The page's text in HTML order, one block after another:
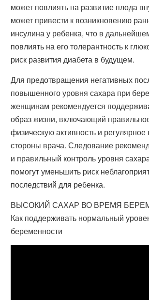
может повлиять на развитие плода
может привести к возникновению
инсулина у ребенка, что в
повлиять на его толерантность к
риск развития диабета в будущем.
Для предотвращения негативных
повышенного уровня сахара при
женщинам рекомендуется
образ жизни, включающий
физическую активность и
стороны врача. Следование
и правильный контроль уровня
помогут уменьшить риск
последствий для ребенка.
ВЫСОКИЙ САХАР ВО ВРЕМЯ
Как поддерживать нормальный
беременности